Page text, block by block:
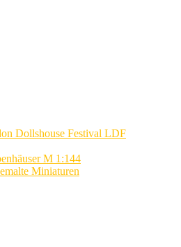
Dollshouse Festival LDF
M 1:144
Miniaturen